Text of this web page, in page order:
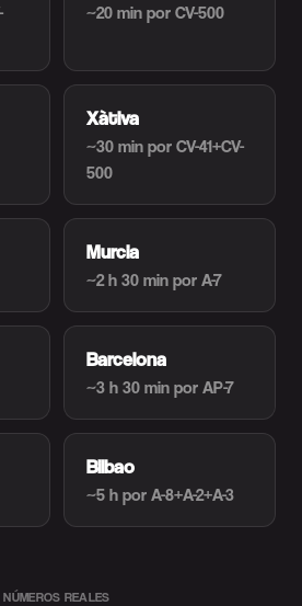
~20 min por CV-500
Xàtiva
~30 min por CV-41+CV-
500
Murcia
~2 h 30 min por A-7
Barcelona
~3 h 30 min por AP-7
Bilbao
~5 h por A-8+A-2+A-3
NÚMEROS REALES